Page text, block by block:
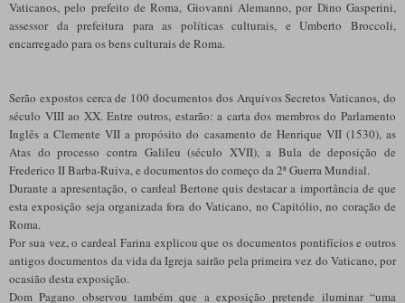
Vaticanos, pelo prefeito de Roma, Giovanni Alemanno, por Dino Gasperini,
assessor da prefeitura para as políticas culturais, e Umberto Broccoli,
encarregado para os bens culturais de Roma.
Serão expostos cerca de 100 documentos dos Arquivos Secretos Vaticanos, do
século VIII ao XX. Entre outros, estarão: a carta dos membros do Parlamento
Inglês a Clemente VII a propósito do casamento de Henrique VII (1530), as
Atas do processo contra Galileu (século XVII), a Bula de deposição de
Frederico II Barba-Ruiva, e documentos do começo da 2ª Guerra Mundial.
Durante a apresentação, o cardeal Bertone quis destacar a importância de que
esta exposição seja organizada fora do Vaticano, no Capitólio, no coração de
Roma.
Por sua vez, o cardeal Farina explicou que os documentos pontifícios e outros
antigos documentos da vida da Igreja sairão pela primeira vez do Vaticano, por
ocasião desta exposição.
Dom Pagano observou também que a exposição pretende iluminar “uma